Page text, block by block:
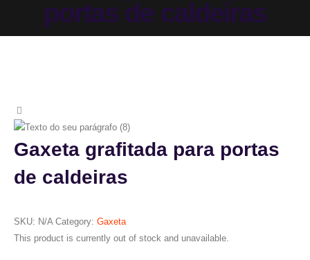
portas de caldeiras
Gaxeta grafitada para portas
de caldeiras
SKU: N/A Category: Gaxeta
This product is currently out of stock and unavailable.